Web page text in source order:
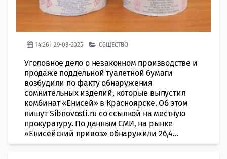
14:26 | 29-08-2025 ОБЩЕСТВО
Уголовное дело о незаконном производстве и
продаже поддельной туалетной бумаги
возбудили по факту обнаружения
сомнительных изделий, которые выпустил
комбинат «Енисей» в Красноярске. Об этом
пишут Sibnovosti.ru со ссылкой на местную
прокуратуру. По данным СМИ, на рынке
«Енисейский привоз» обнаружили 26,4...